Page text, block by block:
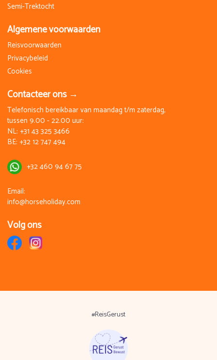
Semi-Trektocht
Algemene voorwaarden
Reisvoorwaarden
Privacybeleid
Cookies
Contacteer ons →
Telefonisch bereikbaar van maandag t/m zaterdag,
tussen 9.00 - 22.00 uur:
NL: +31 43 325 3466
BE: +32 12 747 494
+32 460 94 67 75
Email:
info@horseholiday.com
Volg ons
#ReisGerust